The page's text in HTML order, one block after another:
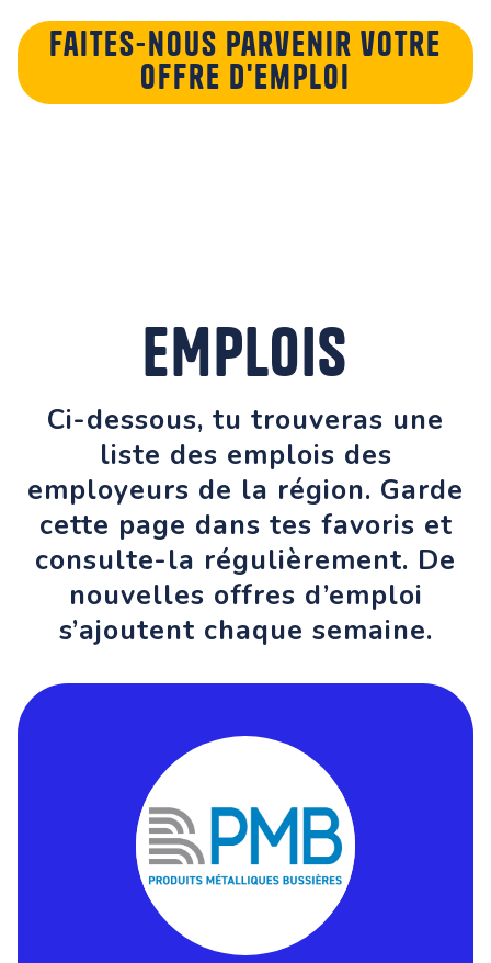
Faites-nous parvenir votre
offre d'emploi
EMPLOIS
Ci-dessous, tu trouveras une
liste des emplois des
employeurs de la région. Garde
cette page dans tes favoris et
consulte-la régulièrement. De
nouvelles offres d’emploi
s’ajoutent chaque semaine.